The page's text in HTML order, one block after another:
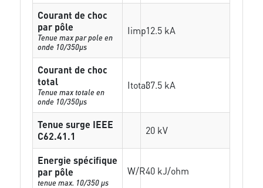
Courant de choc
par pôle
Tenue max par pole en
onde 10/350µs
Iimp12.5 kA
Courant de choc
total
Tenue max totale en
onde 10/350µs
Itotal37.5 kA
Tenue surge IEEE
C62.41.1
20 kV
Energie spécifique
par pôle
tenue max. 10/350 µs
W/R40 kJ/ohm